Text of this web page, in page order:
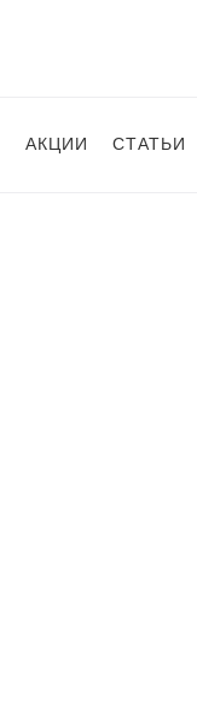
АКЦИИ СТАТЬИ